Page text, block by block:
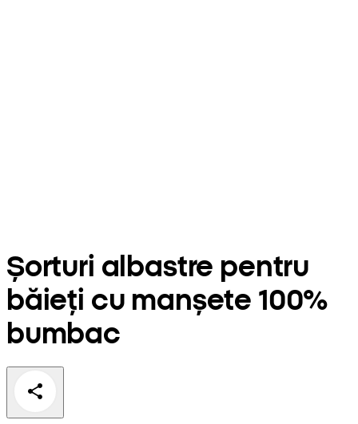
Șorturi albastre pentru
băieți cu manșete 100%
bumbac